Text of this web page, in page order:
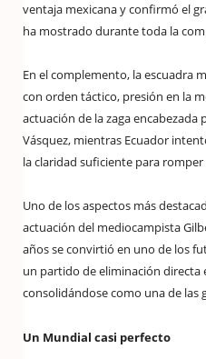
ventaja mexicana y confirmó el
ha mostrado durante toda la
En el complemento, la escuadra
con orden táctico, presión en la
actuación de la zaga encabezada
Vásquez, mientras Ecuador
la claridad suficiente para
Uno de los aspectos más
actuación del mediocampista
años se convirtió en uno de los
un partido de eliminación directa
consolidándose como una de las
Un Mundial casi perfecto